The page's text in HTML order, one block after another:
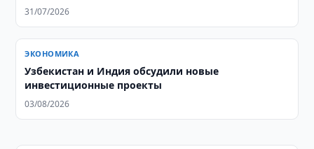
31/07/2026
ЭКОНОМИКА
Узбекистан и Индия обсудили новые
инвестиционные проекты
03/08/2026